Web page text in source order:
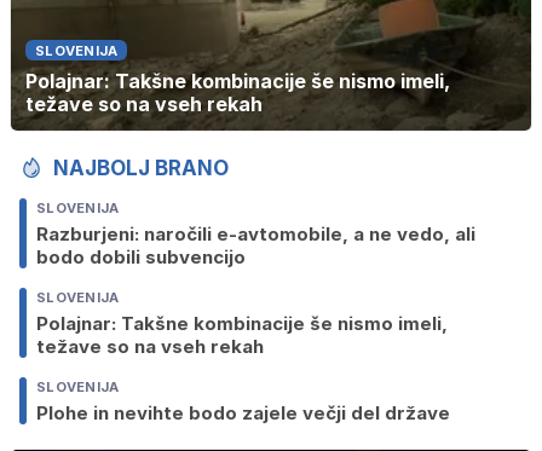
SLOVENIJA
Polajnar: Takšne kombinacije še nismo imeli,
težave so na vseh rekah
NAJBOLJ BRANO
SLOVENIJA
Razburjeni: naročili e-avtomobile, a ne vedo, ali
bodo dobili subvencijo
SLOVENIJA
Polajnar: Takšne kombinacije še nismo imeli,
težave so na vseh rekah
SLOVENIJA
Plohe in nevihte bodo zajele večji del države